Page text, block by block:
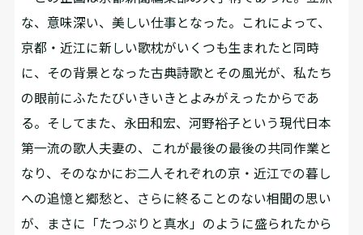
な、意味深い、美しい仕事となった。これによって、
京都・近江に新しい歌枕がいくつも生まれたと同時
に、その背景となった古典詩歌とその風光が、私たち
の眼前にふたたびいきいきとよみがえったからであ
る。そしてまた、永田和宏、河野裕子という現代日本
第一流の歌人夫妻の、これが最後の最後の共同作業と
なり、そのなかにお二人それぞれの京・近江での暮し
への追憶と郷愁と、さらに終ることのない相聞の思い
が、まさに「たつぷりと真水」のように盛られたから